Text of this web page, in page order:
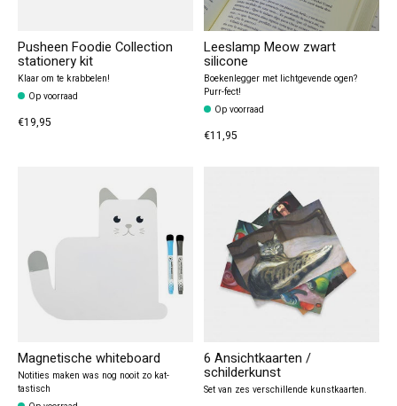
Pusheen Foodie Collection
stationery kit
Klaar om te krabbelen!
Op voorraad
€19,95
Leeslamp Meow zwart
silicone
Boekenlegger met lichtgevende ogen?
Purr-fect!
Op voorraad
€11,95
Magnetische whiteboard
Notities maken was nog nooit zo kat-
tastisch
6 Ansichtkaarten /
schilderkunst
Set van zes verschillende kunstkaarten.